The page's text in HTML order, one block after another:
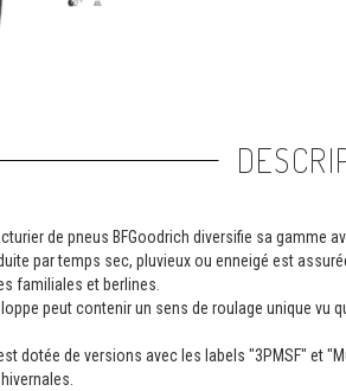
de pneus BFGoodrich diversifie sa gamme
par temps sec, pluvieux ou enneigé est
familiales et berlines.
peut contenir un sens de roulage unique vu
dotée de versions avec les labels "3PMSF" et